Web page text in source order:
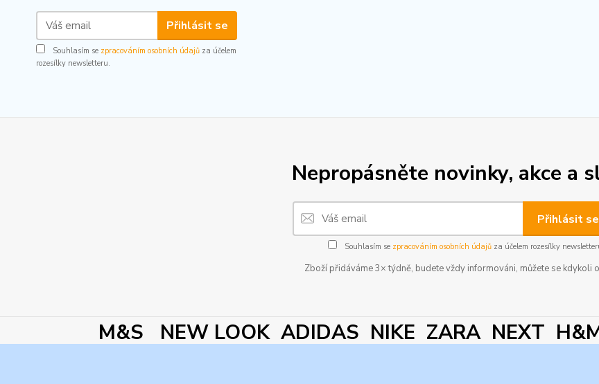
Přihlásit se
Souhlasím se zpracováním osobních údajů za účelem
rozesílky newsletteru.
Nepropásněte novinky, akce a
Přihlásit se
Souhlasím se zpracováním osobních údajůza účelem rozesílky
Zboží přidáváme 3× týdně, budete vždy informováni, můžete se kdykoli
M&S NEW LOOK ADIDAS NIKE ZARA NEXT